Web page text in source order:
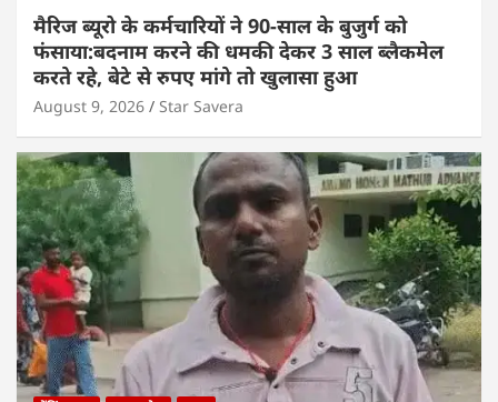
मैरिज ब्यूरो के कर्मचारियों ने 90-साल के बुजुर्ग को
फंसाया:बदनाम करने की धमकी देकर 3 साल ब्लैकमेल
करते रहे, बेटे से रुपए मांगे तो खुलासा हुआ
August 9, 2026 Star Savera